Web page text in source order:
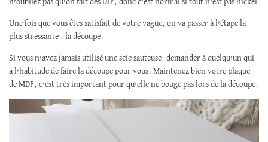
n’oubliez pas qu’on fait des DIY, donc c’est normal si tout n’est pas nickel
Une fois que vous êtes satisfait de votre vague, on va passer à l’étape la
plus stressante : la découpe.
Si vous n’avez jamais utilisé une scie sauteuse, demander à quelqu’un qui
a l’habitude de faire la découpe pour vous. Maintenez bien votre plaque
de MDF, c’est très important pour qu’elle ne bouge pas lors de la découpe.